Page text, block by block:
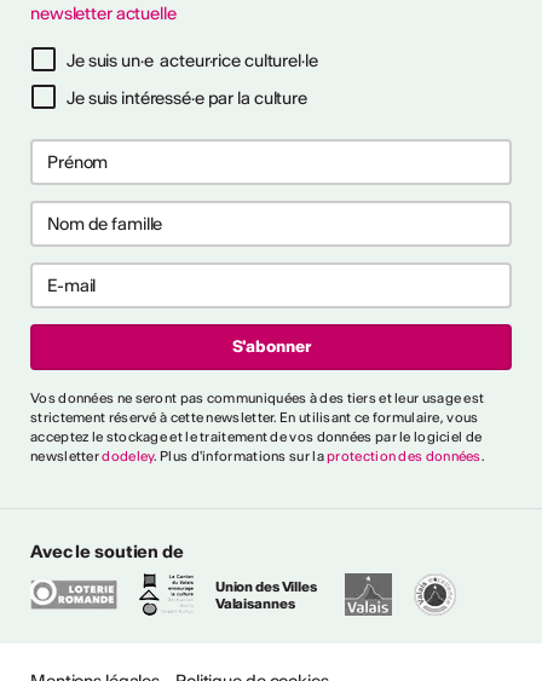
pour prévenir
?
pour prévenir
?
tout
je reconnu
culturel
?
une personne comme
Un glossaire de
également l'utilisation
newsletter actuelle
Je suis un·e acteur·rice culturel·le
Je suis intéressé·e par la culture
Vos données ne seront pas communiquées à des tiers et leur usage est
strictement réservé à cette newsletter. En utilisant ce formulaire, vous
acceptez le stockage et le traitement de vos données par le logiciel de
newsletterdodeley. Plus d'informations sur laprotection des données.
Avec le soutien de
Union des Villes
Valaisannes